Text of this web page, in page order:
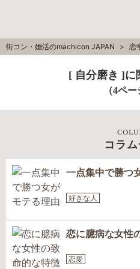
街コン・婚活のmachicon JAPAN 恋
[ 自分磨き ]に
（4ペー
コラ
一点集中で勝つ
好きな人
恋に臆病な女性
恋愛